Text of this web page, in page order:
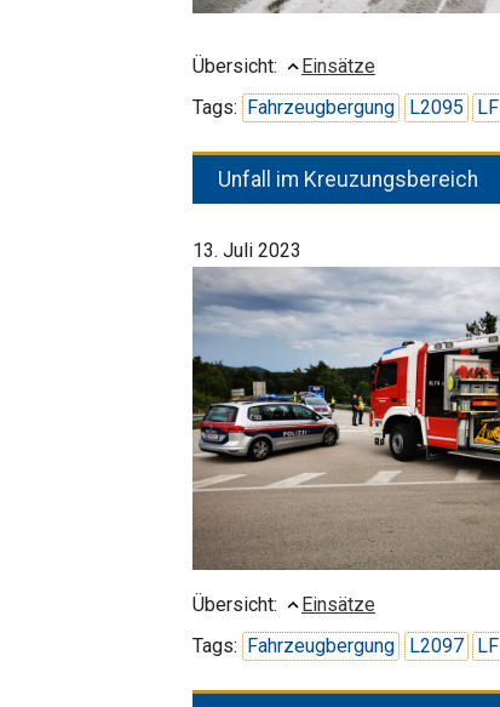
Übersicht:
Einsätze
Tags: Fahrzeugbergung L2095 LF
Unfall im Kreuzungsbereich
13. Juli 2023
Übersicht:
Einsätze
Tags: Fahrzeugbergung L2097 LF